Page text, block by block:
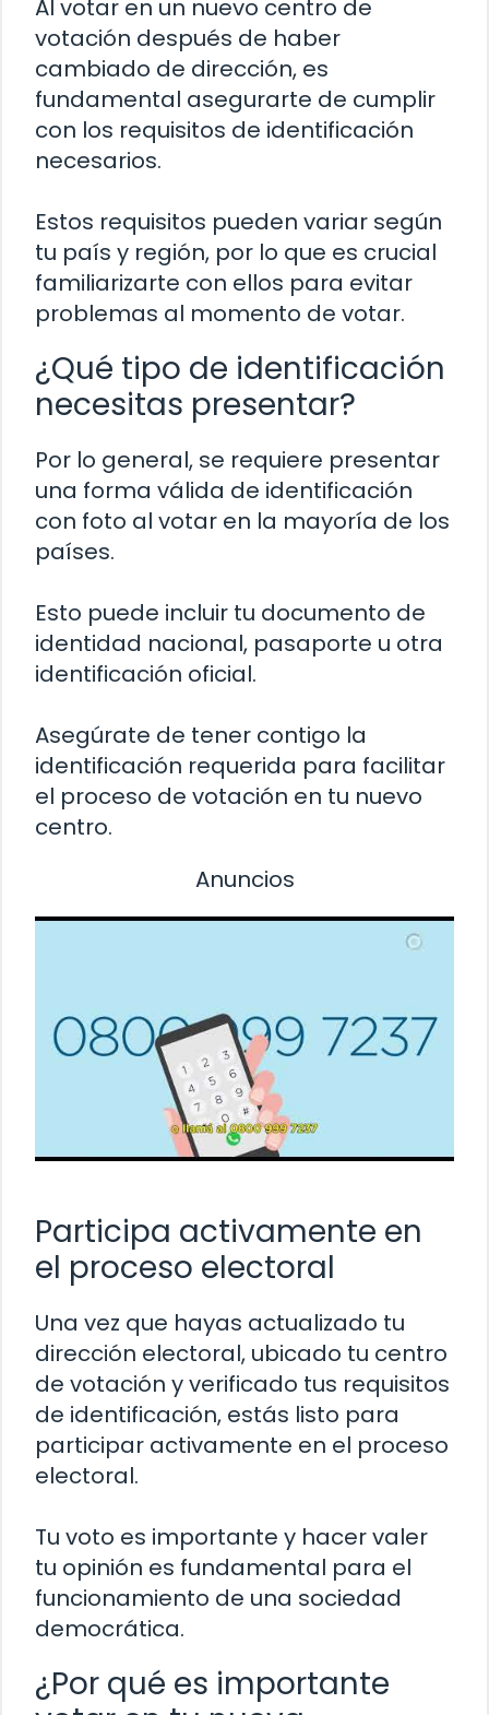
Al votar en un nuevo centro de
votación después de haber
cambiado de dirección, es
fundamental asegurarte de cumplir
con los requisitos de identificación
necesarios.
Estos requisitos pueden variar según
tu país y región, por lo que es crucial
familiarizarte con ellos para evitar
problemas al momento de votar.
¿Qué tipo de identificación
necesitas presentar?
Por lo general, se requiere presentar
una forma válida de identificación
con foto al votar en la mayoría de los
países.
Esto puede incluir tu documento de
identidad nacional, pasaporte u otra
identificación oficial.
Asegúrate de tener contigo la
identificación requerida para facilitar
el proceso de votación en tu nuevo
centro.
Anuncios
Participa activamente en
el proceso electoral
Una vez que hayas actualizado tu
dirección electoral, ubicado tu centro
de votación y verificado tus requisitos
de identificación, estás listo para
participar activamente en el proceso
electoral.
Tu voto es importante y hacer valer
tu opinión es fundamental para el
funcionamiento de una sociedad
democrática.
¿Por qué es importante